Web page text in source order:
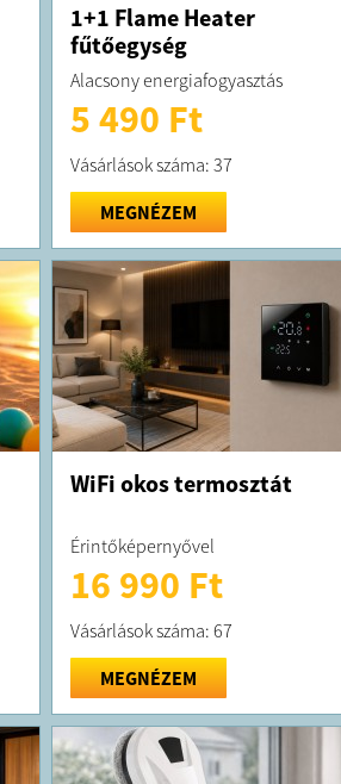
1+1 Flame Heater
fűtőegység
Alacsony energiafogyasztás
5 490 Ft
Vásárlások száma: 37
MEGNÉZEM
WiFi okos termosztát
Érintőképernyővel
16 990 Ft
Vásárlások száma: 67
MEGNÉZEM